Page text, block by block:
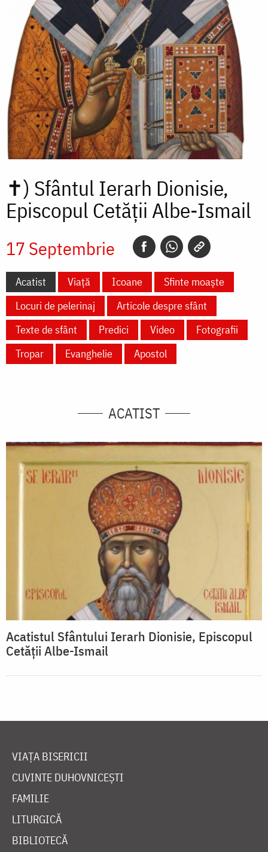
✝) Sfântul Ierarh Dionisie,
Episcopul Cetății Albe-Ismail
17 Septembrie
Acatist Viață Icoane
Sfinte moaște
Locuri de pelerinaj
Articole despre sfânt
Texte de sfânt
Predici Video
Fotografii
Tropar
Evanghelie Apostol
ACATIST
Acatistul Sfântului Ierarh Dionisie, Episcopul
Cetății Albe-Ismail
VIAȚA BISERICII
CUVINTE DUHOVNICEȘTI
FAMILIE
LITURGICĂ
BIBLIOTECĂ